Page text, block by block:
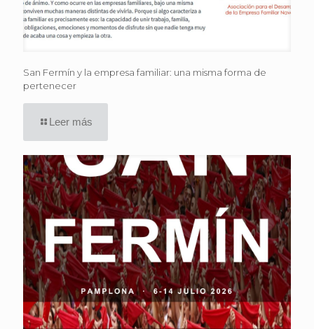
San Fermín y la empresa familiar: una misma forma de
pertenecer
Leer más